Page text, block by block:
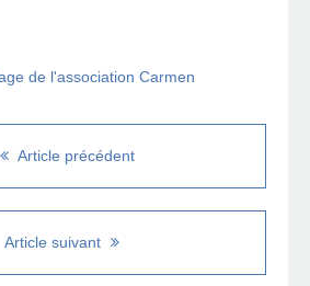
de l'association Carmen
Article précédent
Article suivant